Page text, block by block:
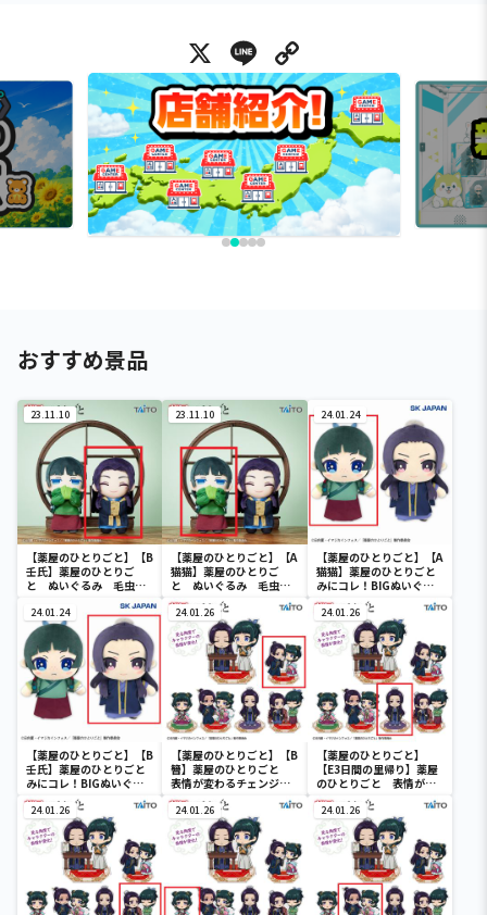
X Line
おすすめ景品
23.11.10
【薬屋のひとりごと】【B
壬氏】薬屋のひとりご
と ぬいぐるみ 毛虫を
23.11.10
【薬屋のひとりごと】【A
猫猫】薬屋のひとりご
と ぬいぐるみ 毛虫を
見るような目ver.
24.01.24
【薬屋のひとりごと】【A
猫猫】薬屋のひとりごと
みにコレ！BIGぬいぐる
み
24.01.24
【薬屋のひとりごと】【B
壬氏】薬屋のひとりごと
みにコレ！BIGぬいぐる
み
24.01.26
【薬屋のひとりごと】【B
簪】薬屋のひとりごと
表情が変わるチェンジン
グアクリルスタンド
24.01.26
【薬屋のひとりごと】
【E3日間の里帰り】薬屋
のひとりごと 表情が変
わるチェンジングアクリ
ルスタンド
24.01.26 24.01.26 24.01.26